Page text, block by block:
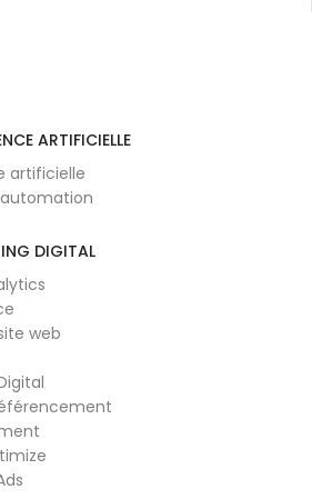
ARTIFICIELLE
artificielle
DIGITAL
web